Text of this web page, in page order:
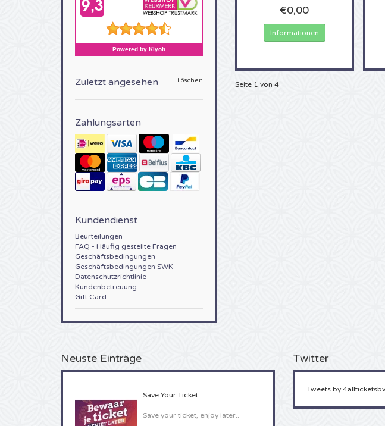
Zuletzt angesehen Löschen
Zahlungsarten
Kundendienst
Beurteilungen
FAQ - Häufig gestellte Fragen
Geschäftsbedingungen
Geschäftsbedingungen SWK
Datenschutzrichtlinie
Kundenbetreuung
Gift Card
€0,00
Informationen
Seite 1 von 4
Neuste Einträge
Save Your Ticket
Save your ticket, enjoy later..
Twitter
Tweets by 4allticketsbv